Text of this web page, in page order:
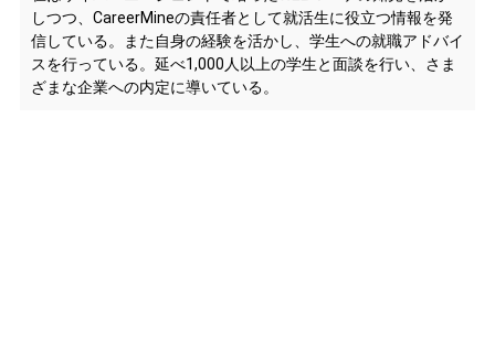
しつつ、CareerMineの責任者として就活生に役立つ情報を発
信している。また自身の経験を活かし、学生への就職アドバイ
スを行っている。延べ1,000人以上の学生と面談を行い、さま
ざまな企業への内定に導いている。